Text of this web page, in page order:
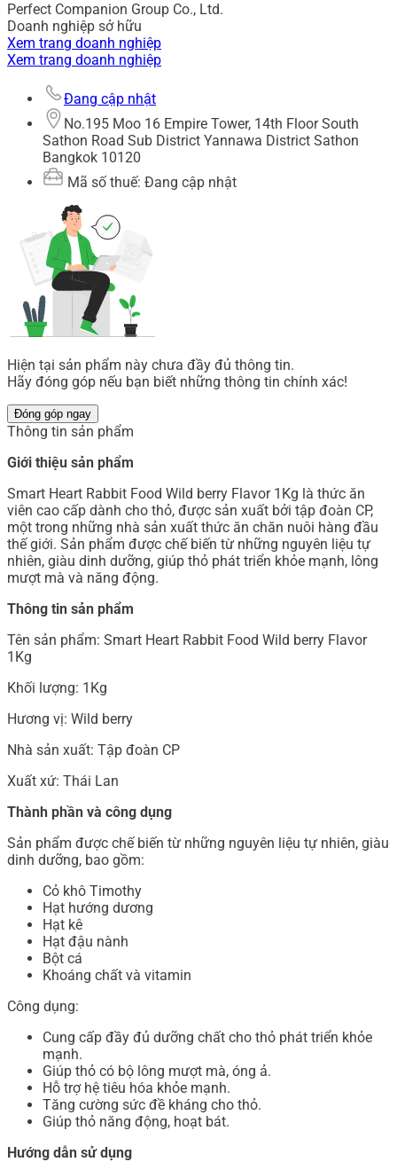
Perfect Companion Group Co., Ltd.
Doanh nghiệp sở hữu
Xem trang doanh nghiệp
Xem trang doanh nghiệp
Đang cập nhật
No.195 Moo 16 Empire Tower, 14th Floor South
Sathon Road Sub District Yannawa District Sathon
Bangkok 10120
Mã số thuế: Đang cập nhật
Hiện tại sản phẩm này chưa đầy đủ thông tin.
Hãy đóng góp nếu bạn biết những thông tin chính xác!
Đóng góp ngay
Thông tin sản phẩm
Giới thiệu sản phẩm
Smart Heart Rabbit Food Wild berry Flavor 1Kg là thức ăn
viên cao cấp dành cho thỏ, được sản xuất bởi tập đoàn CP,
một trong những nhà sản xuất thức ăn chăn nuôi hàng đầu
thế giới. Sản phẩm được chế biến từ những nguyên liệu tự
nhiên, giàu dinh dưỡng, giúp thỏ phát triển khỏe mạnh, lông
mượt mà và năng động.
Thông tin sản phẩm
Tên sản phẩm: Smart Heart Rabbit Food Wild berry Flavor
1Kg
Khối lượng: 1Kg
Hương vị: Wild berry
Nhà sản xuất: Tập đoàn CP
Xuất xứ: Thái Lan
Thành phần và công dụng
Sản phẩm được chế biến từ những nguyên liệu tự nhiên, giàu
dinh dưỡng, bao gồm:
Cỏ khô Timothy
Hạt hướng dương
Hạt kê
Hạt đậu nành
Bột cá
Khoáng chất và vitamin
Công dụng:
Cung cấp đầy đủ dưỡng chất cho thỏ phát triển khỏe
mạnh.
Giúp thỏ có bộ lông mượt mà, óng ả.
Hỗ trợ hệ tiêu hóa khỏe mạnh.
Tăng cường sức đề kháng cho thỏ.
Giúp thỏ năng động, hoạt bát.
Hướng dẫn sử dụng